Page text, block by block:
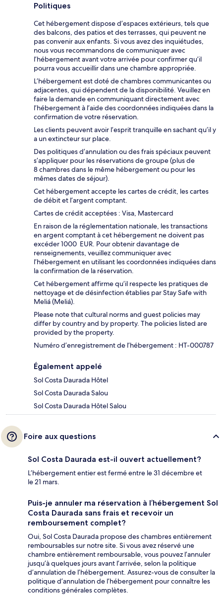
Politiques
Cet hébergement dispose d’espaces extérieurs, tels que
des balcons, des patios et des terrasses, qui peuvent ne
pas convenir aux enfants. Si vous avez des inquiétudes,
nous vous recommandons de communiquer avec
l’hébergement avant votre arrivée pour confirmer qu’il
pourra vous accueillir dans une chambre appropriée.
L’hébergement est doté de chambres communicantes ou
adjacentes, qui dépendent de la disponibilité. Veuillez en
faire la demande en communiquant directement avec
l’hébergement à l’aide des coordonnées indiquées dans la
confirmation de votre réservation.
Les clients peuvent avoir l’esprit tranquille en sachant qu’il y
a un extincteur sur place.
Des politiques d’annulation ou des frais spéciaux peuvent
s’appliquer pour les réservations de groupe (plus de
8 chambres dans le même hébergement ou pour les
mêmes dates de séjour).
Cet hébergement accepte les cartes de crédit, les cartes
de débit et l’argent comptant.
Cartes de crédit acceptées : Visa, Mastercard
En raison de la réglementation nationale, les transactions
en argent comptant à cet hébergement ne doivent pas
excéder 1000 EUR. Pour obtenir davantage de
renseignements, veuillez communiquer avec
l’hébergement en utilisant les coordonnées indiquées dans
la confirmation de la réservation.
Cet hébergement affirme qu’il respecte les pratiques de
nettoyage et de désinfection établies par Stay Safe with
Meliá (Meliá).
Please note that cultural norms and guest policies may
differ by country and by property. The policies listed are
provided by the property.
Numéro d’enregistrement de l’hébergement : HT-000787
Également appelé
Sol Costa Daurada Hôtel
Sol Costa Daurada Salou
Sol Costa Daurada Hôtel Salou
Foire aux questions
Sol Costa Daurada est-il ouvert actuellement?
L’hébergement entier est fermé entre le 31 décembre et
le 21 mars.
Puis-je annuler ma réservation à l’hébergement Sol
Costa Daurada sans frais et recevoir un
remboursement complet?
Oui, Sol Costa Daurada propose des chambres entièrement
remboursables sur notre site. Si vous avez réservé une
chambre entièrement remboursable, vous pouvez l’annuler
jusqu’à quelques jours avant l’arrivée, selon la politique
d’annulation de l’hébergement. Assurez-vous de consulter la
politique d’annulation de l’hébergement pour connaître les
conditions générales complètes.